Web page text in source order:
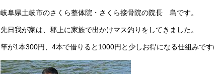
岐阜県土岐市のさくら整体院・さくら接骨院の院長 島です。
先日我が家は、郡上に家族で出かけマス釣りをしてきました。
竿が1本300円、4本で借りると1000円と少しお得になる仕組みで